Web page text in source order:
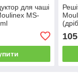
для чаші
MS-
105